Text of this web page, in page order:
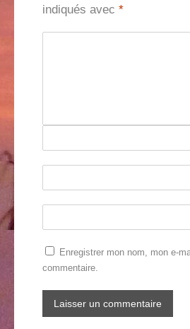
indiqués avec *
Enregistrer mon nom, mon e-
commentaire.